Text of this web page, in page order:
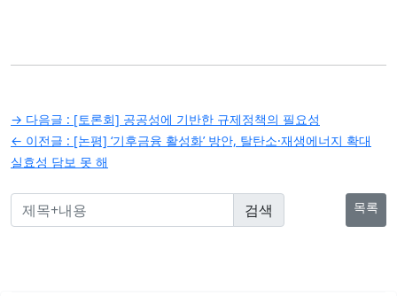
글
탐
색
→ 다음글 : [토론회] 공공성에 기반한 규제정책의 필요성
← 이전글 : [논평] ‘기후금융 활성화’ 방안, 탈탄소·재생에너지 확대
실효성 담보 못 해
목록